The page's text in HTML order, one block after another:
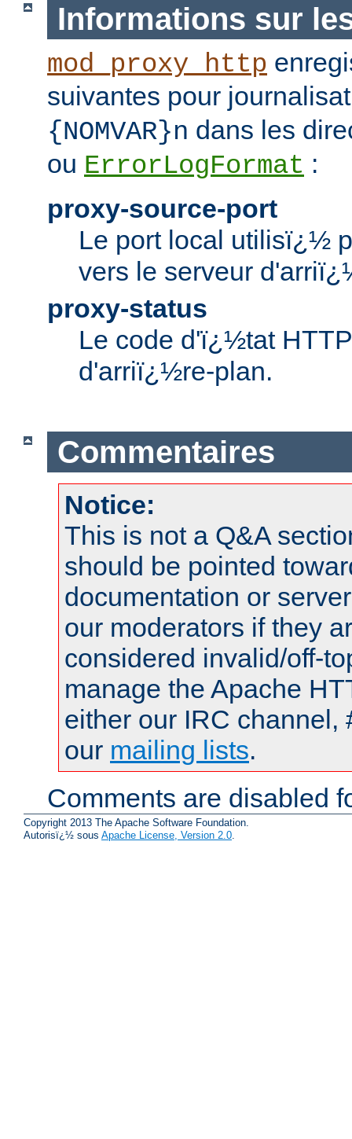
Informations sur
mod_proxy_http
suivantes pour
{NOMVAR}n dans les
ou ErrorLogFormat :
proxy-source-port
Le port local utilisï¿½
vers le serveur
proxy-status
Le code d'ï¿½tat
d'arriï¿½re-plan.
Commentaires
Notice:
This is not a Q&A
should be pointed
documentation or
our moderators if they
considered invalid/off-
manage the Apache
either our IRC channel,
our mailing lists.
Comments are disabled
Copyright 2013 The Apache Software Foundation.
Autorisï¿½ sous Apache License, Version 2.0.